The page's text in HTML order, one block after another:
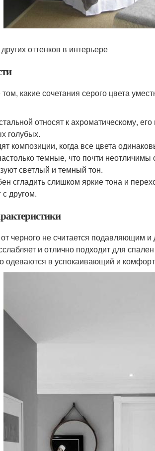
оттенков в интерьере
какие сочетания серого цвета
относят к ахроматическому,
голубых.
композиции, когда все цвета
темные, что почти
светлый и темный тон.
сгладить слишком яркие тона и
другом.
черного не считается подавляющим
и отлично подходит для
одеваются в успокаивающий и